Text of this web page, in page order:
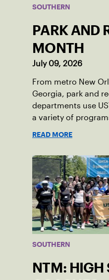
SOUTHERN
PARK AND
MONTH
July 09, 2026
From metro New
Georgia, park and
departments use
a variety of
READ MORE
SOUTHERN
NTM: HIGH